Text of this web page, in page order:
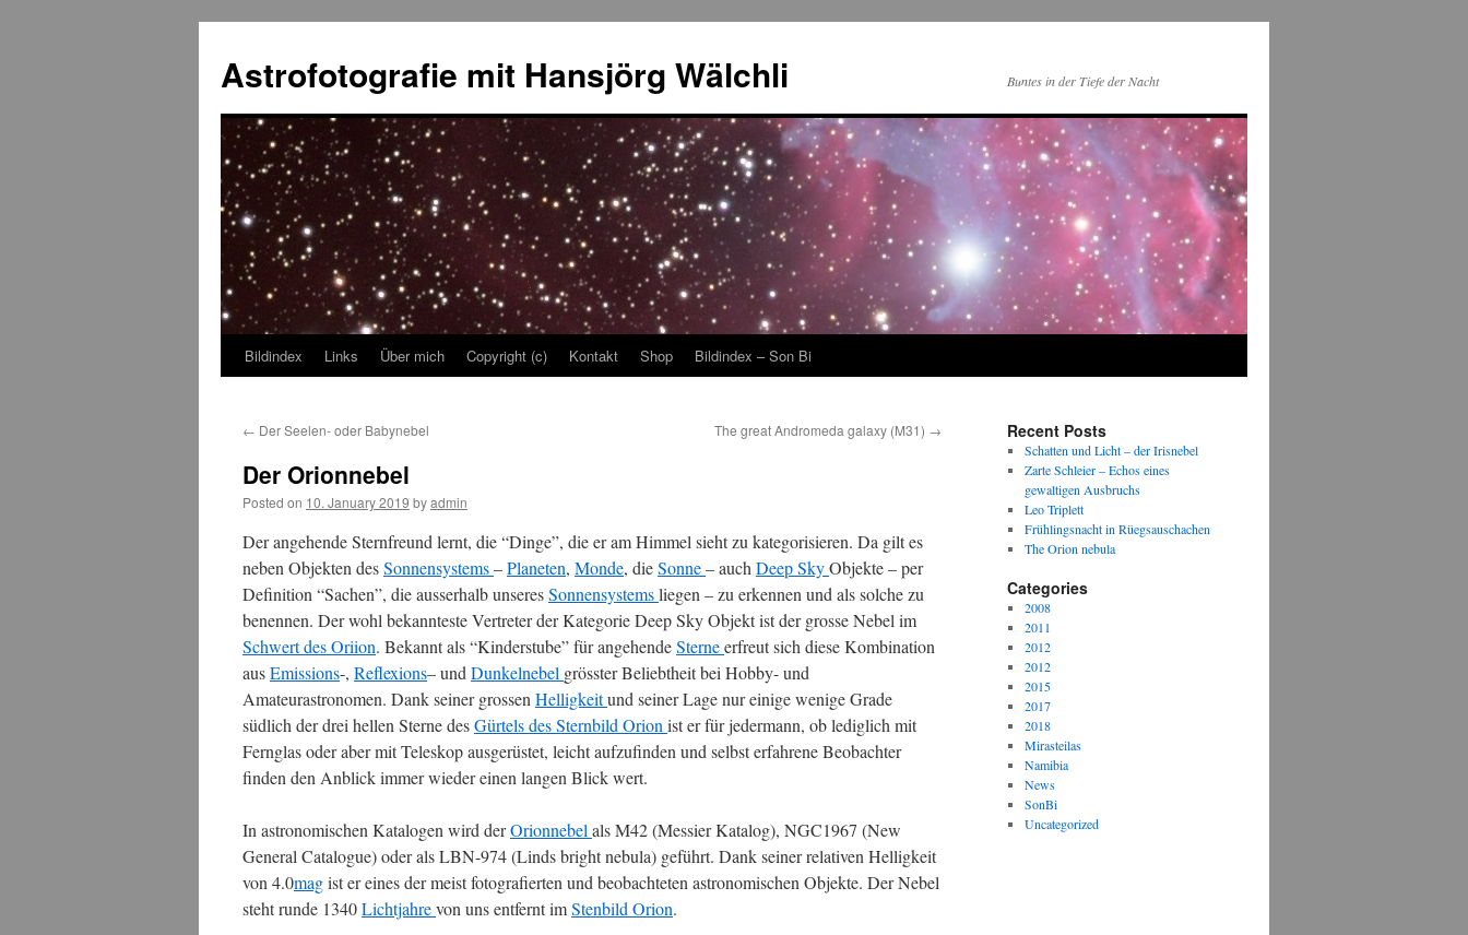
content
Astrofotografie mit Hansjörg Wälchli Buntes in der Tiefe der Nacht
Bildindex Links Über mich Copyright (c) Kontakt Shop Bildindex – Son Bi
← Der Seelen- oder Babynebel The great Andromeda galaxy (M31) →
Der Orionnebel
Posted on 10. January 2019 byadmin
Der angehende Sternfreund lernt, die “Dinge”, die er am Himmel sieht zu kategorisieren. Da gilt es
neben Objekten desSonnensystems–Planeten, Monde, dieSonne– auch Deep SkyObjekte – per
Definition “Sachen”, die ausserhalb unseresSonnensystemsliegen – zu erkennen und als solche zu
benennen. Der wohl bekannteste Vertreter der Kategorie Deep Sky Objekt ist der grosse Nebel im
Schwert des Oriion. Bekannt als “Kinderstube” für angehendeSterneerfreut sich diese Kombination
ausEmissions-, Reflexions– und Dunkelnebel grösster Beliebtheit bei Hobby- und
Amateurastronomen. Dank seiner grossen Helligkeitund seiner Lage nur einige wenige Grade
südlich der drei hellen Sterne desGürtels des Sternbild Orion ist er für jedermann, ob lediglich mit
Fernglas oder aber mit Teleskop ausgerüstet, leicht aufzufinden und selbst erfahrene Beobachter
finden den Anblick immer wieder einen langen Blick wert.
In astronomischen Katalogen wird derOrionnebel als M42 (Messier Katalog), NGC1967 (New
General Catalogue) oder als LBN-974 (Linds bright nebula) geführt. Dank seiner relativen Helligkeit
von 4.0magist er eines der meist fotografierten und beobachteten astronomischen Objekte. Der Nebel
steht runde 1340Lichtjahrevon uns entfernt imStenbild Orion.
Recent Posts
Schatten und Licht – der Irisnebel
Zarte Schleier – Echos eines
gewaltigen Ausbruchs
Leo Triplett
Frühlingsnacht in Rüegsauschachen
The Orion nebula
Categories
2008
2011
2012
2012
2015
2017
2018
Mirasteilas
Namibia
News
SonBi
Uncategorized